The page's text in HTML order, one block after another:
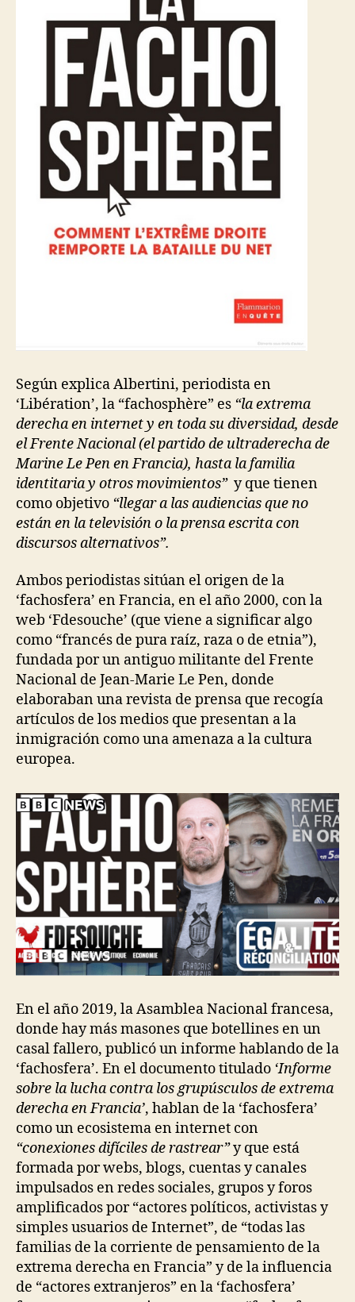
Según explica Albertini, periodista en
‘Libération’, la “fachosphère” es “la extrema
derecha en internet y en toda su diversidad, desde
el Frente Nacional (el partido de ultraderecha de
Marine Le Pen en Francia), hasta la familia
identitaria y otros movimientos”y que tienen
como objetivo “llegar a las audiencias que no
están en la televisión o la prensa escrita con
discursos alternativos”.
Ambos periodistas sitúan el origen de la
‘fachosfera’ en Francia, en el año 2000, con la
web ‘Fdesouche’ (que viene a significar algo
como “francés de pura raíz, raza o de etnia”),
fundada por un antiguo militante del Frente
Nacional de Jean-Marie Le Pen, donde
elaboraban una revista de prensa que recogía
artículos de los medios que presentan a la
inmigración como una amenaza a la cultura
europea.
En el año 2019, la Asamblea Nacional francesa,
donde hay más masones que botellines en un
casal fallero, publicó un informe hablando de la
‘fachosfera’. En el documento titulado ‘Informe
sobre la lucha contra los grupúsculos de extrema
derecha en Francia’, hablan de la ‘fachosfera’
como un ecosistema en internet con
“conexiones difíciles de rastrear”y que está
formada por webs, blogs, cuentas y canales
impulsados en redes sociales, grupos y foros
amplificados por “actores políticos, activistas y
simples usuarios de Internet”, de “todas las
familias de la corriente de pensamiento de la
extrema derecha en Francia” y de la influencia
de “actores extranjeros” en la ‘fachosfera’